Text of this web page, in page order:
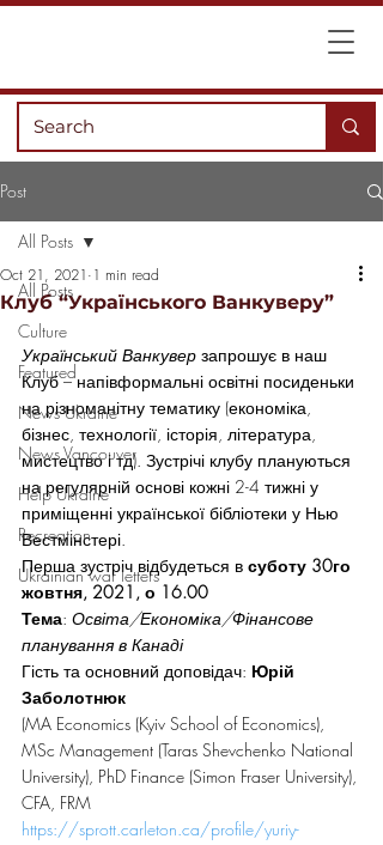
Post
All Posts
Culture
Featured
News Ukraine
News Vancouver
Help Ukraine
Recreation
Ukrainian war letters
All Posts
Клуб “Українського Ванкуверу”
Oct 21, 2021 1 min read
Український Ванкувер запрошує в наш
Клуб – напівформальні освітні посиденьки
на різноманітну тематику (економіка,
бізнес, технології, історія, література,
мистецтво і тд). Зустрічі клубу плануються
на регулярній основі кожні 2-4 тижні у
приміщенні української бібліотеки у Нью
Вестмінстері.
Перша зустріч відбудеться в суботу 30го
жовтня, 2021, о 16.00
Тема: Освіта/Економіка/Фінансове
планування в Канаді
Гість та основний доповідач: Юрій
Заболотнюк
(MA Economics (Kyiv School of Economics),
MSc Management (Taras Shevchenko National
University), PhD Finance (Simon Fraser University),
CFA, FRM
https://sprott.carleton.ca/profile/yuriy-